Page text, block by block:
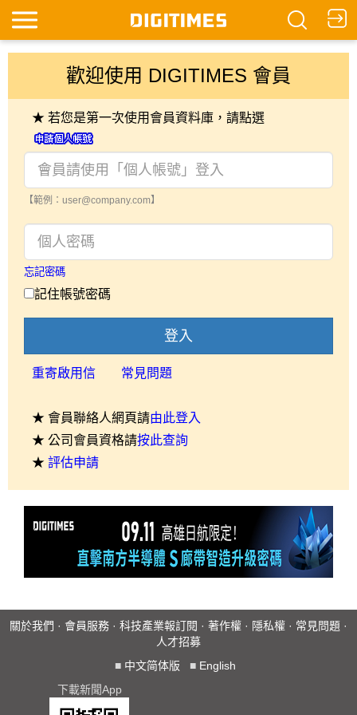
歡迎使用 DIGITIMES 會員
★ 若您是第一次使用會員資料庫，請點選
【範例：user@company.com】
忘記密碼
記住帳號密碼
登入
重寄啟用信 常見問題
★ 會員聯絡人網頁請由此登入
★ 公司會員資格請按此查詢
★ 評估申請
關於我們 · 會員服務 · 科技產業報訂閱 · 著作權 · 隱私權 · 常見問題 ·
人才招募
■ 中文简体版 ■ English
下載新聞App